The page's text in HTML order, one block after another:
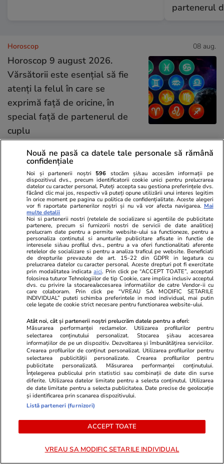
partenerul
Horoscop 08 aug.
Horoscop 9 august 2026.
Vărsătorii este esențial să fie
atenți la felul în care se
exprimă față de oricine, în
special față de partenerul de
cuplu
Bani și Afaceri
Cine poate retrage banii din
contul unei persoane decedate
Lifestyle 06 aug.
30 de expresii în turcă esențiale
pentru vacanță: de la bazar la
plajă
Lifestyle 04 aug.
Cum se scrie corect: bineînțeles
sau bine înțeles
Nouă ne pasă ca datele tale personale să rămână
confidențiale
Noi și partenerii noștri 596 stocăm și/sau accesăm informații pe
dispozitivul dvs., precum identificatorii cookie unici pentru prelucrarea
datelor cu caracter personal. Puteți accepta sau gestiona preferințele dvs.
făcând clic mai jos, respectiv vă puteți opune utilizării unui interes legitim
în orice moment pe pagina cu politica de confidențialitate. Aceste alegeri
vor fi raportate partenerilor noștri și nu vă vor afecta navigarea. Mai
multe detalii
Noi si partenerii nostri (retelele de socializare si agentiile de publicitate
partenere, precum si furnizorii nostri de servicii de date analitice)
prelucram date pentru a permite website-ului sa functioneze, pentru a
personaliza continutul si anunturile publicitare afisate in functie de
interesele si/sau profilul dvs., pentru a va oferi functionalitati aferente
retelelor de socializare si pentru a analiza traficul pe website. Beneficiati
de drepturile prevazute de art. 15-22 din GDPR in legatura cu
prelucrarea datelor cu caracter personal. Aceste drepturi pot fi exercitate
prin modalitatea indicataaici. Prin click pe “ACCEPT TOATE”, acceptati
folosirea tuturor Tehnologiilor de tip Cookie, care implica inclusiv acceptul
dvs. cu privire la stocarea/accesarea informatiilor de catre Vendor-ii cu
care colaboram. Prin click pe “VREAU SA MODIFIC SETARILE
INDIVIDUAL” puteti schimba preferintele in mod individual, mai putin
cele legate de cookie strict necesare pentru functionarea website-ului.
Atât noi, cât și partenerii noștri prelucrăm datele pentru a oferi:
Măsurarea performanței reclamelor. Utilizarea profilurilor pentru
selectarea conținutului personalizat. Stocarea și/sau accesarea
informațiilor de pe un dispozitiv. Dezvoltarea și îmbunătățirea serviciilor.
Crearea profilurilor de conținut personalizat. Utilizarea profilurilor pentru
selectarea publicității personalizate. Crearea profilurilor pentru
publicitate personalizată. Măsurarea performanței conținutului.
Înțelegerea publicului prin statistici sau combinații de date din surse
diferite. Utilizarea datelor limitate pentru a selecta conținutul. Utilizarea
de date limitate pentru a selecta publicitatea. Date precise de geolocație
și identificarea prin scanarea dispozitivului.
Listă parteneri (furnizori)
ACCEPT TOATE
VREAU SA MODIFIC SETARILE INDIVIDUAL